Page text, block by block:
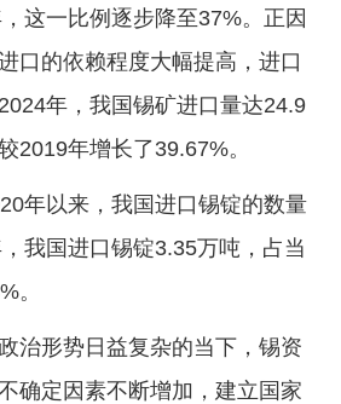
这一比例逐步降至37%。正因
口的依赖程度大幅提高，进口
年，我国锡矿进口量达24.9
2019年增长了39.67%。
年以来，我国进口锡锭的数量
我国进口锡锭3.35万吨，占当
。
治形势日益复杂的当下，锡资
确定因素不断增加，建立国家